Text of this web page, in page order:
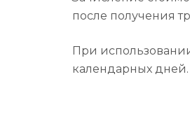
после получения
При
календарных дней.